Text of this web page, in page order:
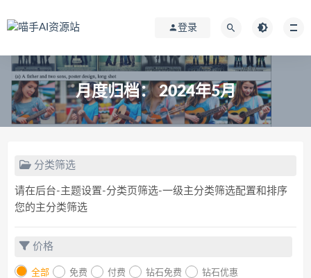
登录
月度归档：2024年5月
分类筛选
请在后台-主题设置-分类页筛选-一级主分类筛选配置和排序
您的主分类筛选
价格
全部 免费 付费 钻石免费 钻石优惠